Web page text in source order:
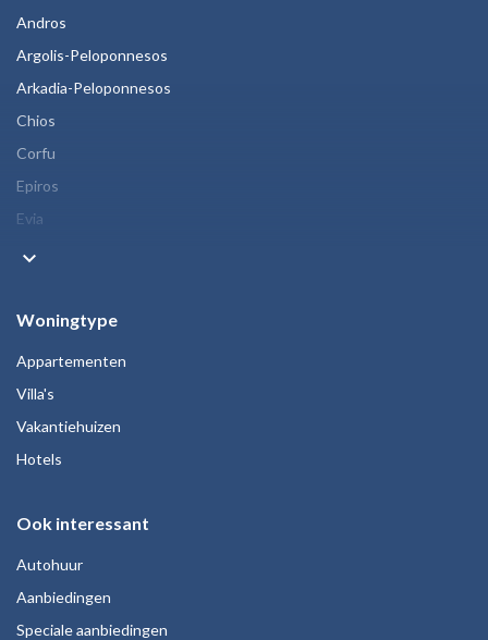
Andros
Argolis-Peloponnesos
Arkadia-Peloponnesos
Chios
Corfu
Epiros
Evia
keyboard_arrow_down
Woningtype
Appartementen
Villa's
Vakantiehuizen
Hotels
Ook interessant
Autohuur
Aanbiedingen
Speciale aanbiedingen